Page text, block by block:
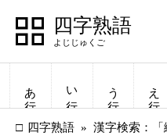
四字熟語
あ行 い行 う行 え行
四字熟語 漢字検索：